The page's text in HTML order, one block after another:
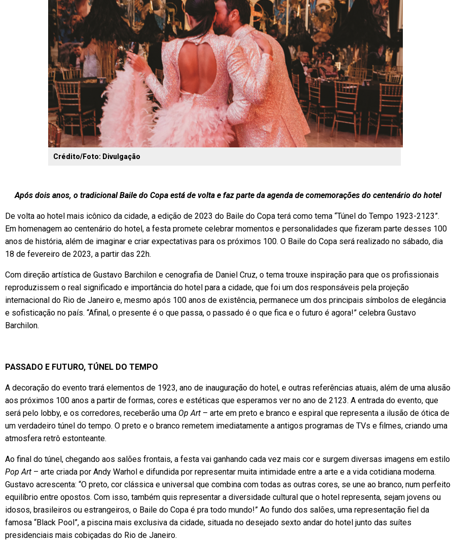
Crédito/Foto: Divulgação
Após dois anos, o tradicional Baile do Copa está de volta e faz parte da agenda de comemorações do centenário do hotel
De volta ao hotel mais icônico da cidade, a edição de 2023 do Baile do Copa terá como tema “Túnel do Tempo 1923-2123”.
Em homenagem ao centenário do hotel, a festa promete celebrar momentos e personalidades que fizeram parte desses 100
anos de história, além de imaginar e criar expectativas para os próximos 100. O Baile do Copa será realizado no sábado, dia
18 de fevereiro de 2023, a partir das 22h.
Com direção artística de Gustavo Barchilon e cenografia de Daniel Cruz, o tema trouxe inspiração para que os profissionais
reproduzissem o real significado e importância do hotel para a cidade, que foi um dos responsáveis pela projeção
internacional do Rio de Janeiro e, mesmo após 100 anos de existência, permanece um dos principais símbolos de elegância
e sofisticação no país. “Afinal, o presente é o que passa, o passado é o que fica e o futuro é agora!” celebra Gustavo
Barchilon.
PASSADO E FUTURO, TÚNEL DO TEMPO
A decoração do evento trará elementos de 1923, ano de inauguração do hotel, e outras referências atuais, além de uma alusão
aos próximos 100 anos a partir de formas, cores e estéticas que esperamos ver no ano de 2123. A entrada do evento, que
será pelo lobby, e os corredores, receberão uma Op Art – arte em preto e branco e espiral que representa a ilusão de ótica de
um verdadeiro túnel do tempo. O preto e o branco remetem imediatamente a antigos programas de TVs e filmes, criando uma
atmosfera retrô estonteante.
Ao final do túnel, chegando aos salões frontais, a festa vai ganhando cada vez mais cor e surgem diversas imagens em estilo
Pop Art – arte criada por Andy Warhol e difundida por representar muita intimidade entre a arte e a vida cotidiana moderna.
Gustavo acrescenta: “O preto, cor clássica e universal que combina com todas as outras cores, se une ao branco, num perfeito
equilíbrio entre opostos. Com isso, também quis representar a diversidade cultural que o hotel representa, sejam jovens ou
idosos, brasileiros ou estrangeiros, o Baile do Copa é pra todo mundo!” Ao fundo dos salões, uma representação fiel da
famosa “Black Pool”, a piscina mais exclusiva da cidade, situada no desejado sexto andar do hotel junto das suítes
presidenciais mais cobiçadas do Rio de Janeiro.